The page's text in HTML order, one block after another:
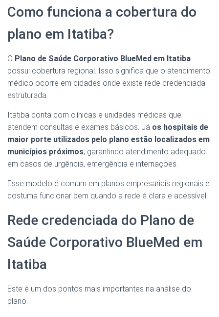
Como funciona a cobertura do
plano em Itatiba?
O Plano de Saúde Corporativo BlueMed em Itatiba
possui cobertura regional. Isso significa que o atendimento
médico ocorre em cidades onde existe rede credenciada
estruturada.
Itatiba conta com clínicas e unidades médicas que
atendem consultas e exames básicos. Já os hospitais de
maior porte utilizados pelo plano estão localizados em
municípios próximos, garantindo atendimento adequado
em casos de urgência, emergência e internações.
Esse modelo é comum em planos empresariais regionais e
costuma funcionar bem quando a rede é clara e acessível.
Rede credenciada do Plano de
Saúde Corporativo BlueMed em
Itatiba
Este é um dos pontos mais importantes na análise do
plano.